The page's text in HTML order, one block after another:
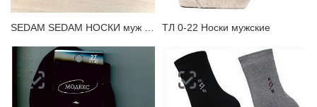
ТЛ 0-22 Носки мужские